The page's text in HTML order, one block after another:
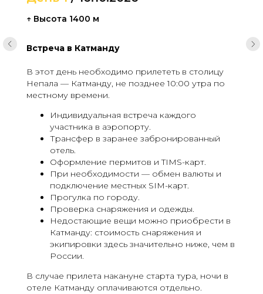
↑ Высота 1400 м
Встреча в Катманду
В этот день необходимо прилететь в столицу
Непала — Катманду, не позднее 10:00 утра по
местному времени.
Индивидуальная встреча каждого
участника в аэропорту.
Трансфер в заранее забронированный
отель.
Оформление пермитов и TIMS-карт.
При необходимости — обмен валюты и
подключение местных SIM-карт.
Прогулка по городу.
Проверка снаряжения и одежды.
Недостающие вещи можно приобрести в
Катманду: стоимость снаряжения и
экипировки здесь значительно ниже, чем в
России.
В случае прилета накануне старта тура, ночи в
отеле Катманду оплачиваются отдельно.